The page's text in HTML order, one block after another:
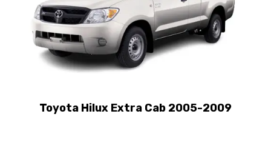
Toyota Hilux Extra Cab 2005-2009